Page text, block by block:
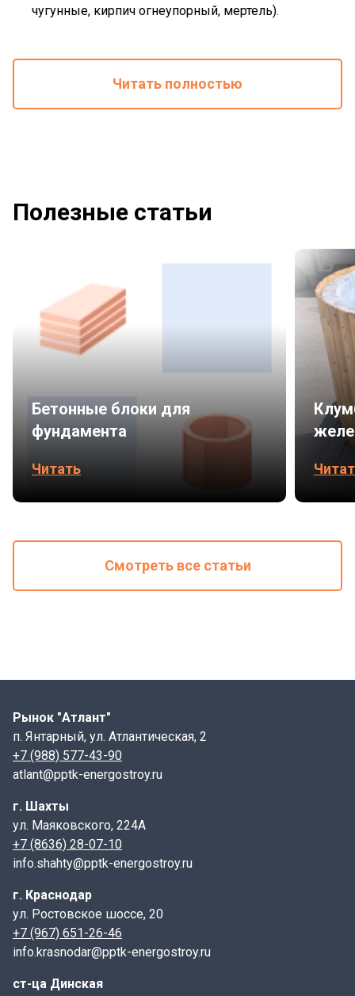
чугунные, кирпич огнеупорный, мертель).
Читать полностью
Полезные статьи
Бетонные блоки для
фундамента
Читать
Смотреть все статьи
Рынок "Атлант"
п. Янтарный, ул. Атлантическая, 2
+7 (988) 577-43-90
atlant@pptk-energostroy.ru
г. Шахты
ул. Маяковского, 224А
+7 (8636) 28-07-10
info.shahty@pptk-energostroy.ru
г. Краснодар
ул. Ростовское шоссе, 20
+7 (967) 651-26-46
info.krasnodar@pptk-energostroy.ru
ст-ца Динская